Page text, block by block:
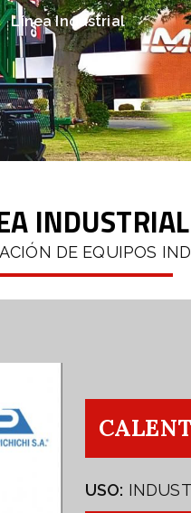
Línea Industrial
INDUSTRIAL
DE EQUIPOS
USO: